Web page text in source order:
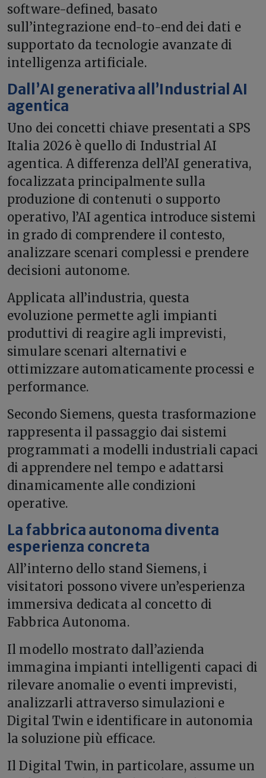
software-defined, basato
sull’integrazione end-to-end dei dati e
supportato da tecnologie avanzate di
intelligenza artificiale.
Dall’AI generativa all’Industrial AI
agentica
Uno dei concetti chiave presentati a SPS
Italia 2026 è quello di Industrial AI
agentica. A differenza dell’AI generativa,
focalizzata principalmente sulla
produzione di contenuti o supporto
operativo, l’AI agentica introduce sistemi
in grado di comprendere il contesto,
analizzare scenari complessi e prendere
decisioni autonome.
Applicata all’industria, questa
evoluzione permette agli impianti
produttivi di reagire agli imprevisti,
simulare scenari alternativi e
ottimizzare automaticamente processi e
performance.
Secondo Siemens, questa trasformazione
rappresenta il passaggio dai sistemi
programmati a modelli industriali capaci
di apprendere nel tempo e adattarsi
dinamicamente alle condizioni
operative.
La fabbrica autonoma diventa
esperienza concreta
All’interno dello stand Siemens, i
visitatori possono vivere un’esperienza
immersiva dedicata al concetto di
Fabbrica Autonoma.
Il modello mostrato dall’azienda
immagina impianti intelligenti capaci di
rilevare anomalie o eventi imprevisti,
analizzarli attraverso simulazioni e
Digital Twin e identificare in autonomia
la soluzione più efficace.
Il Digital Twin, in particolare, assume un